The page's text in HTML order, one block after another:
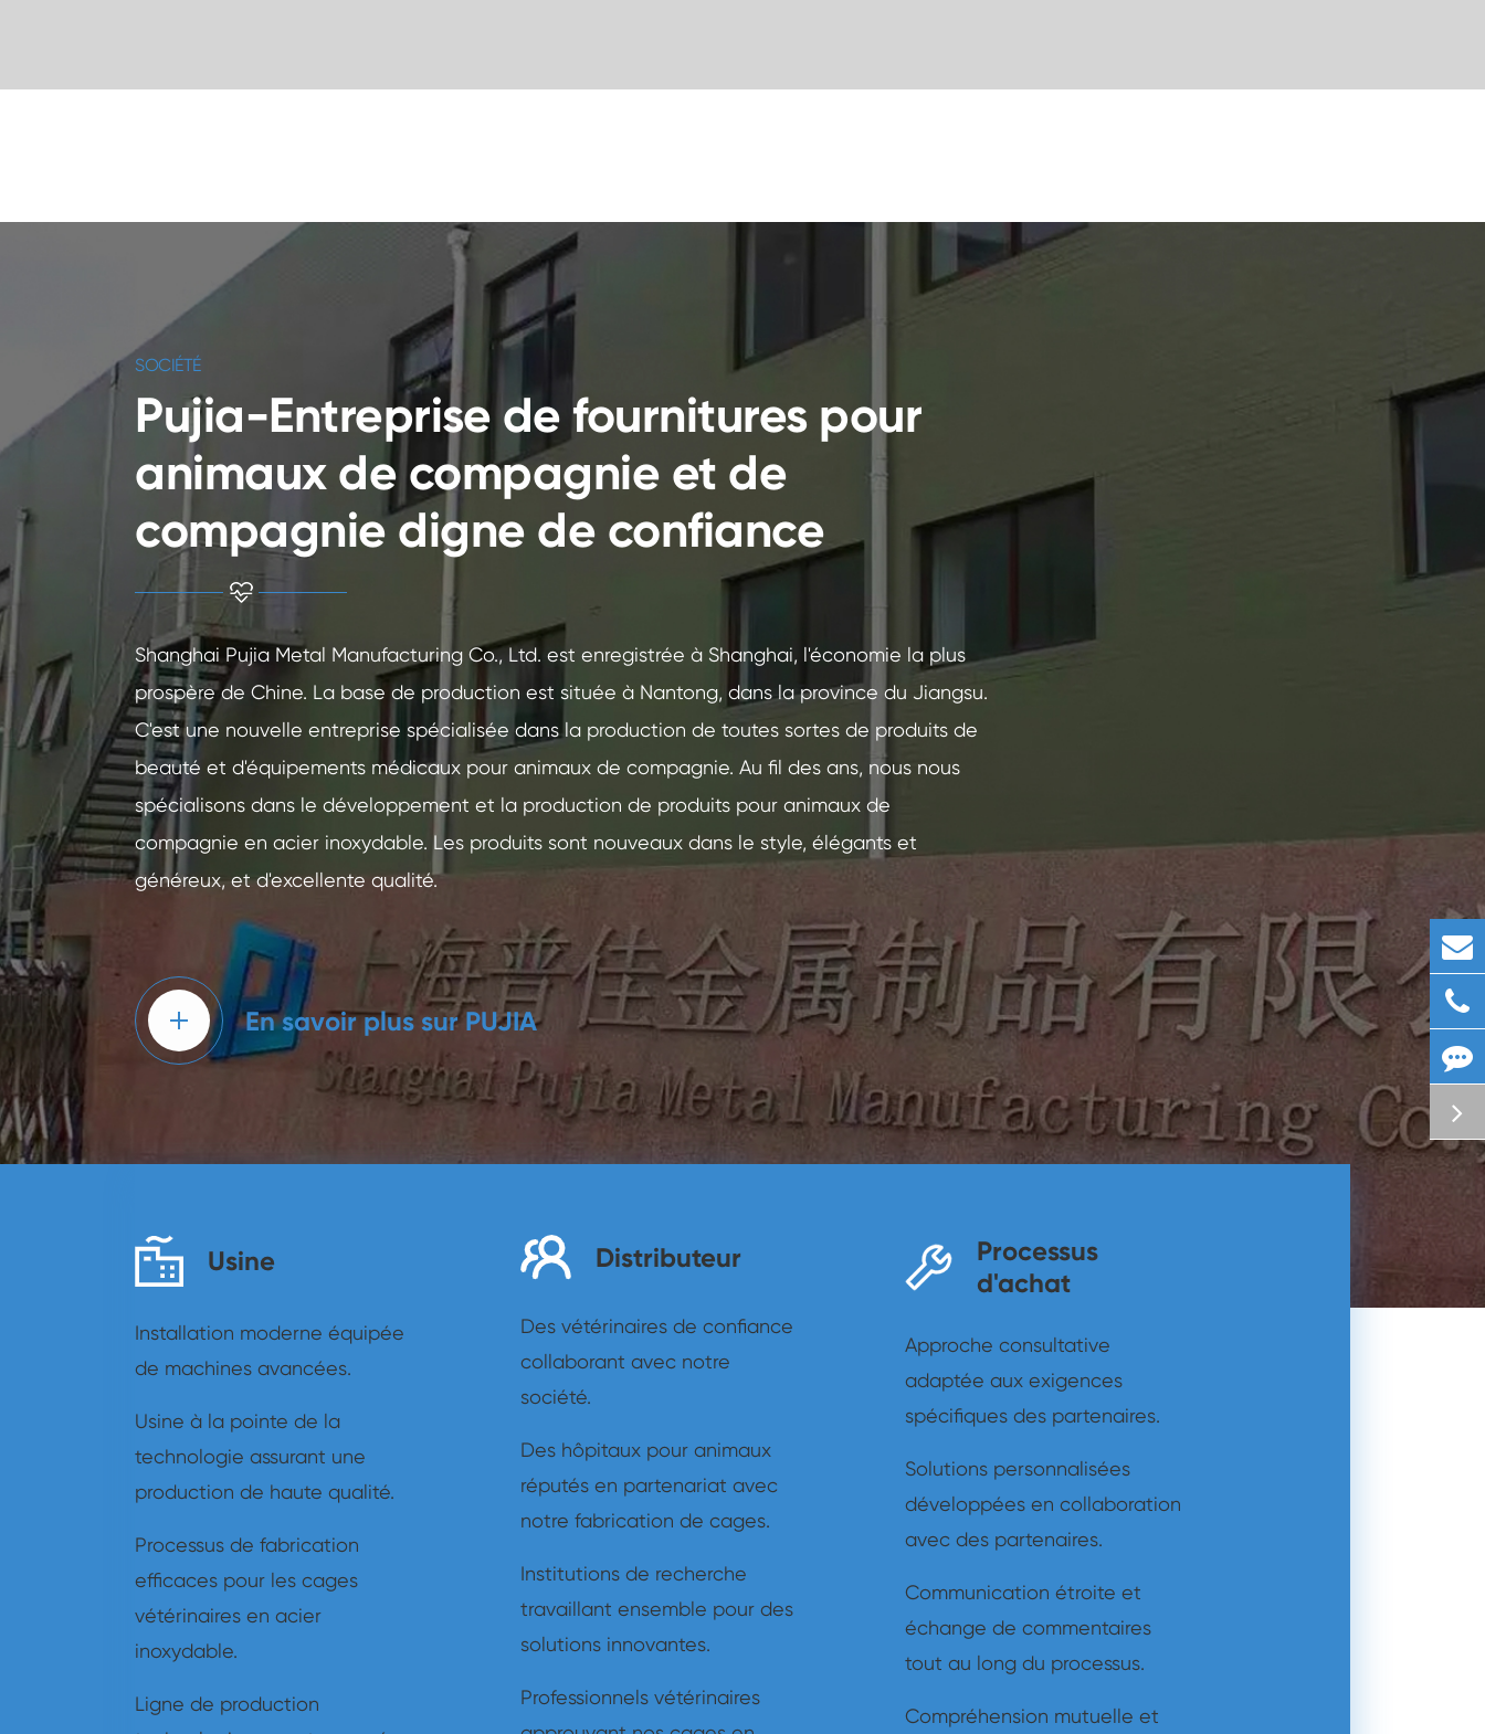
SOCIÉTÉ
Pujia-Entreprise de fournitures pour
animaux de compagnie et de
compagnie digne de confiance
Shanghai Pujia Metal Manufacturing Co., Ltd. est enregistrée à Shanghai, l'économie la plus
prospère de Chine. La base de production est située à Nantong, dans la province du Jiangsu.
C'est une nouvelle entreprise spécialisée dans la production de toutes sortes de produits de
beauté et d'équipements médicaux pour animaux de compagnie. Au fil des ans, nous nous
spécialisons dans le développement et la production de produits pour animaux de
compagnie en acier inoxydable. Les produits sont nouveaux dans le style, élégants et
généreux, et d'excellente qualité.
En savoir plus sur PUJIA
Usine
Installation moderne équipée
de machines avancées.
Usine à la pointe de la
technologie assurant une
production de haute qualité.
Processus de fabrication
efficaces pour les cages
vétérinaires en acier
inoxydable.
Ligne de production
Distributeur
Des vétérinaires de confiance
collaborant avec notre
société.
Des hôpitaux pour animaux
réputés en partenariat avec
notre fabrication de cages.
Institutions de recherche
travaillant ensemble pour des
solutions innovantes.
Professionnels vétérinaires
Processus
d'achat
Approche consultative
adaptée aux exigences
spécifiques des partenaires.
Solutions personnalisées
développées en collaboration
avec des partenaires.
Communication étroite et
échange de commentaires
tout au long du processus.
Compréhension mutuelle et